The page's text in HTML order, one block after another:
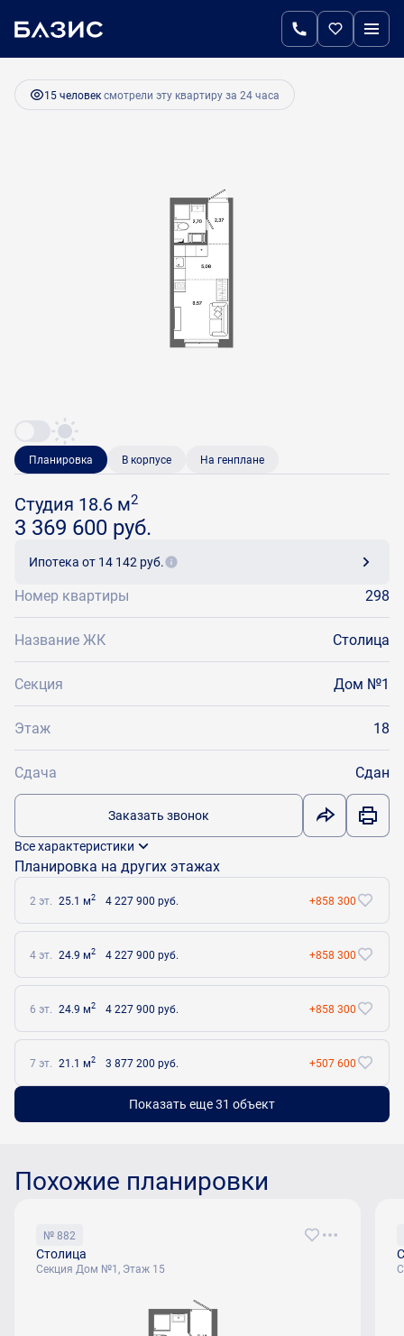
Студия18.6 м 3 369 600 руб.
Ипотекаот 14 142 руб.
15 человексмотрели эту квартиру за 24 часа
Планировка В корпусе На генплане
Студия 18.6 м2
3 369 600 руб.
Ипотека от 14 142 руб.
Номер квартиры 298
Название ЖК Столица
Секция Дом №1
Этаж 18
Сдача Сдан
Заказать звонок
Все характеристики
Планировка на других этажах
2 эт. 25.1 м2 4 227 900 руб. +858 300
4 эт. 24.9 м2 4 227 900 руб. +858 300
6 эт. 24.9 м2 4 227 900 руб. +858 300
7 эт. 21.1 м2 3 877 200 руб. +507 600
Показать еще 31 объект
Похожие планировки
№ 882
Столица
Секция Дом №1, Этаж 15